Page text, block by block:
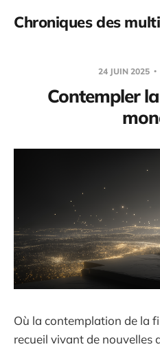
Chroniques des
24 JUIN 2025
Contempler
Où la contemplation de la
recueil vivant de nouvelles